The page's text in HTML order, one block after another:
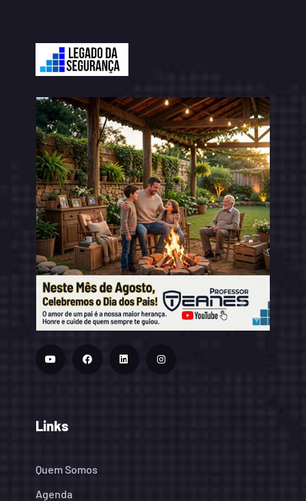
Links
Quem Somos
Agenda